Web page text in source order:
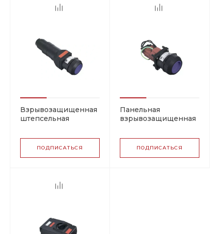
Взрывозащищенная
штепсельная
ПОДПИСАТЬСЯ
Панельная
взрывозащищенная
ПОДПИСАТЬСЯ